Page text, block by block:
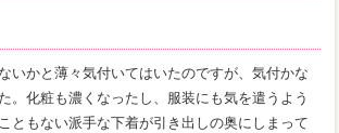
いかと薄々気付いてはいたのですが、気付かな
。化粧も濃くなったし、服装にも気を遣うよう
ともない派手な下着が引き出しの奥にしまって